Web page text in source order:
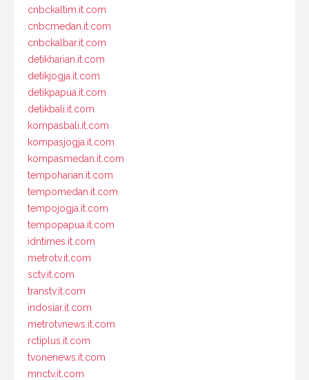
cnbckaltim.it.com
cnbcmedan.it.com
cnbckalbar.it.com
detikharian.it.com
detikjogja.it.com
detikpapua.it.com
detikbali.it.com
kompasbali.it.com
kompasjogja.it.com
kompasmedan.it.com
tempoharian.it.com
tempomedan.it.com
tempojogja.it.com
tempopapua.it.com
idntimes.it.com
metrotv.it.com
sctv.it.com
transtv.it.com
indosiar.it.com
metrotvnews.it.com
rctiplus.it.com
tvonenews.it.com
mnctv.it.com